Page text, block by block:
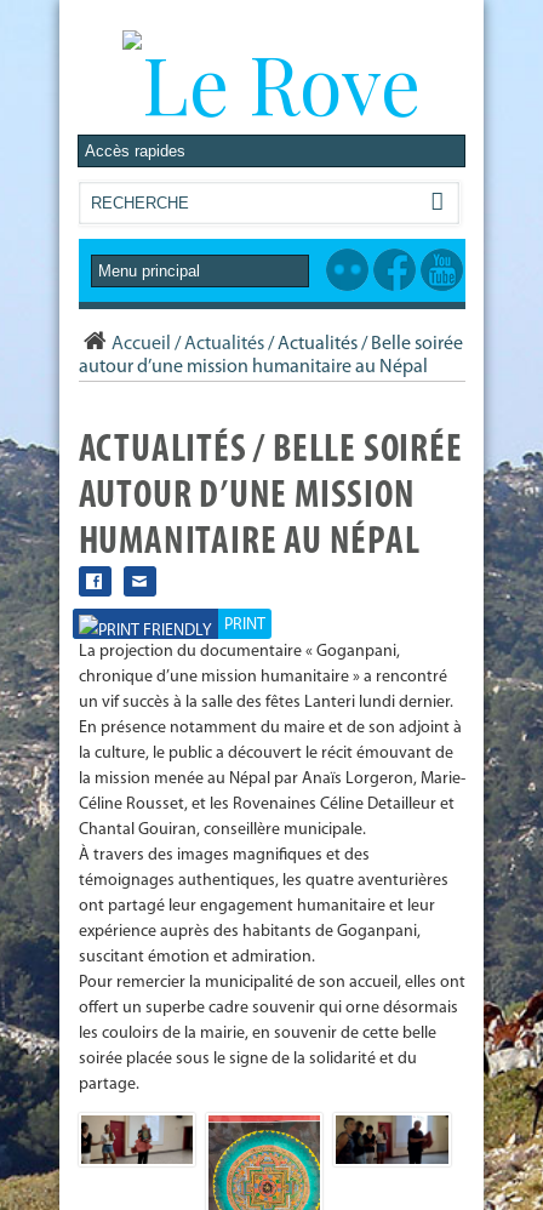
Accueil /Actualités/Actualités / Belle soirée
autour d’une mission humanitaire au Népal
ACTUALITÉS / BELLE SOIRÉE
AUTOUR D’UNE MISSION
HUMANITAIRE AU NÉPAL
PRINT
La projection du documentaire « Goganpani,
chronique d’une mission humanitaire » a rencontré
un vif succès à la salle des fêtes Lanteri lundi dernier.
En présence notamment du maire et de son adjoint à
la culture, le public a découvert le récit émouvant de
la mission menée au Népal par Anaïs Lorgeron, Marie-
Céline Rousset, et les Rovenaines Céline Detailleur et
Chantal Gouiran, conseillère municipale.
À travers des images magnifiques et des
témoignages authentiques, les quatre aventurières
ont partagé leur engagement humanitaire et leur
expérience auprès des habitants de Goganpani,
suscitant émotion et admiration.
Pour remercier la municipalité de son accueil, elles ont
offert un superbe cadre souvenir qui orne désormais
les couloirs de la mairie, en souvenir de cette belle
soirée placée sous le signe de la solidarité et du
partage.